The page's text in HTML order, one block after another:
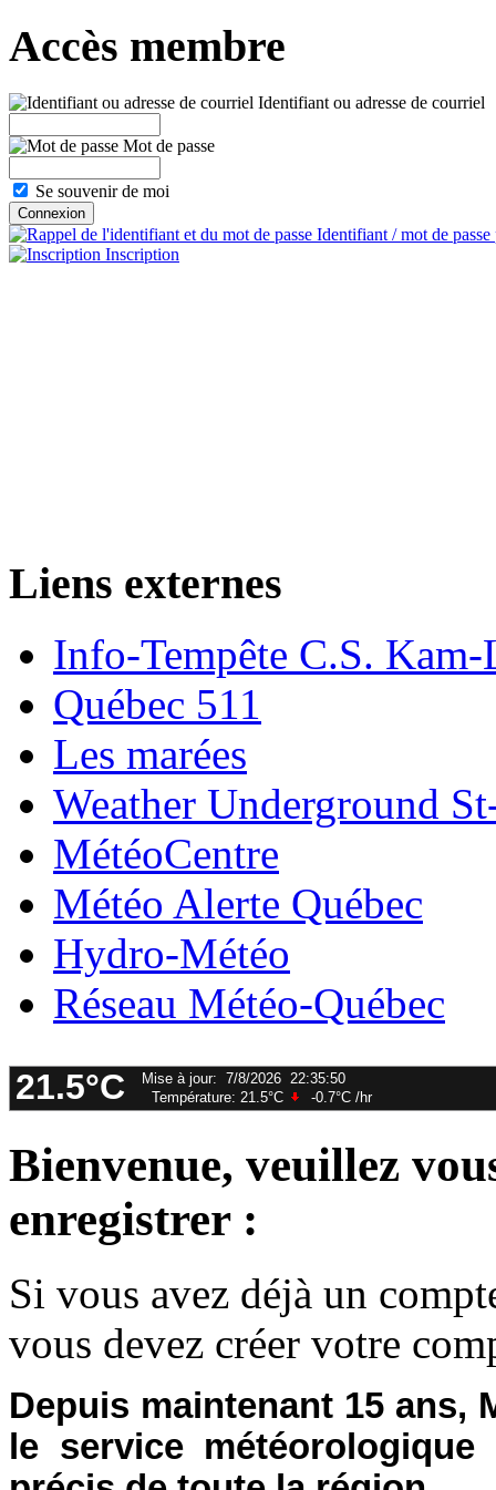
Accès membre
Identifiant ou adresse de courriel
Mot de passe
Se souvenir de moi
Identifiant / mot de passe
Inscription
Liens externes
Info-Tempête C.S.
Québec 511
Les marées
Weather Underground
MétéoCentre
Météo Alerte Québec
Hydro-Météo
Réseau Météo-Québec
Bienvenue, veuillez
enregistrer :
Si vous avez déjà un
vous devez créer votre
Depuis maintenant 15 ans,
le service